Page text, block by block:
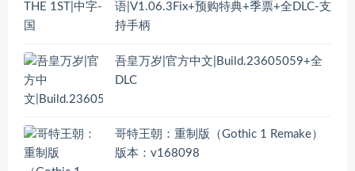
语|V1.06.3Fix+预购特典+季票+全DLC-支
持手柄
吾皇万岁|官方中文|Build.23605059+全
DLC
哥特王朝：重制版（Gothic 1 Remake）
版本：v168098